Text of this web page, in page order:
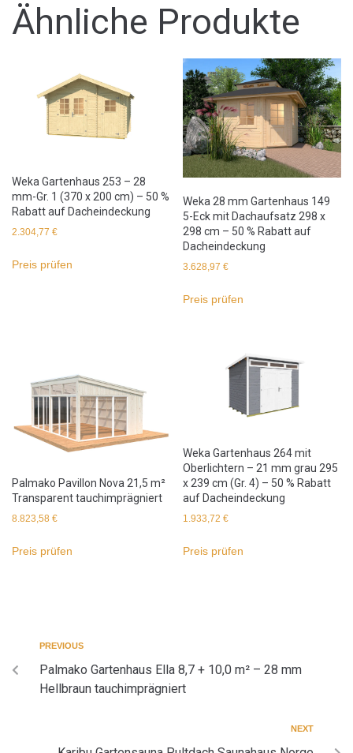
Ähnliche Produkte
Weka Gartenhaus 253 – 28
mm-Gr. 1 (370 x 200 cm) – 50 %
Rabatt auf Dacheindeckung
2.304,77 €
Preis prüfen
Weka 28 mm Gartenhaus 149
5-Eck mit Dachaufsatz 298 x
298 cm – 50 % Rabatt auf
Dacheindeckung
3.628,97€
Preis prüfen
Palmako Pavillon Nova 21,5 m²
Transparent tauchimprägniert
8.823,58 €
Preis prüfen
Weka Gartenhaus 264 mit
Oberlichtern – 21 mm grau 295
x 239 cm (Gr. 4) – 50 % Rabatt
auf Dacheindeckung
1.933,72€
Preis prüfen
PREVIOUS
Palmako Gartenhaus Ella 8,7 + 10,0 m² – 28 mm
Hellbraun tauchimprägniert
NEXT